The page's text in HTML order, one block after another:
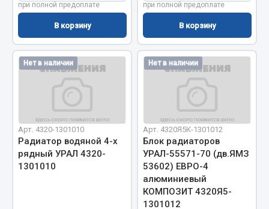
Автомобильная электрика
Автолампы
Блоки реле и предохранителей
Вилки нагрузочные
Выключатель массы
Изолента
Показать ещё
при полной предоплате
В корзину
при полной предоплате
В корзину
Нет в наличии
Арт. 4320-1301010
Радиатор водяной 4-х
рядный УРАЛ 4320-
1301010
Нет в наличии
Арт. 4320Я5К-1301012
Блок радиаторов
УРАЛ-55571-70 (дв.ЯМЗ
53602) ЕВРО-4
алюминиевый
КОМПОЗИТ 4320Я5-
1301012